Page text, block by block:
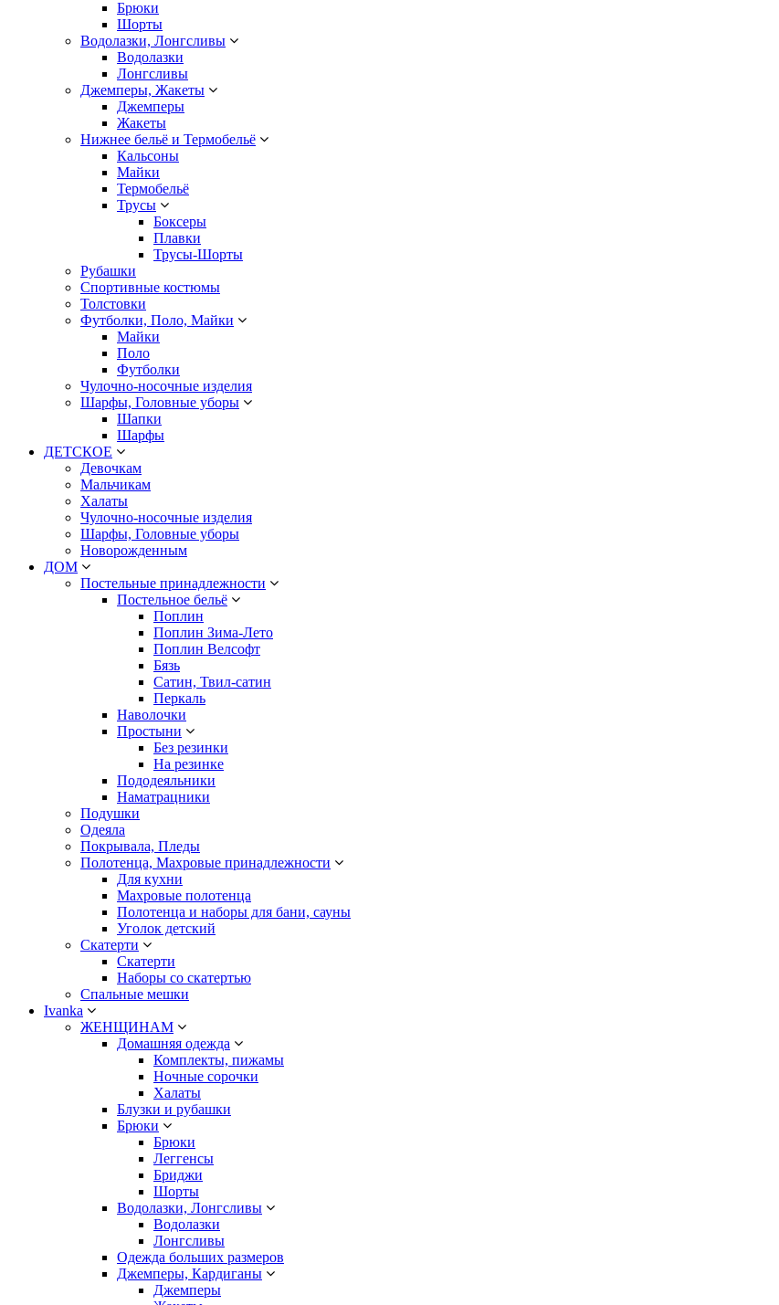
Брюки
Шорты
Водолазки, Лонгсливы
Водолазки
Лонгсливы
Джемперы, Жакеты
Джемперы
Жакеты
Нижнее бельё и Термобельё
Кальсоны
Майки
Термобельё
Трусы
Боксеры
Плавки
Трусы-Шорты
Рубашки
Спортивные костюмы
Толстовки
Футболки, Поло, Майки
Майки
Поло
Футболки
Чулочно-носочные изделия
Шарфы, Головные уборы
Шапки
Шарфы
ДЕТСКОЕ
Девочкам
Мальчикам
Халаты
Чулочно-носочные изделия
Шарфы, Головные уборы
Новорожденным
ДОМ
Постельные принадлежности
Постельное бельё
Поплин
Поплин Зима-Лето
Поплин Велсофт
Бязь
Сатин, Твил-сатин
Перкаль
Наволочки
Простыни
Без резинки
На резинке
Пододеяльники
Наматрацники
Подушки
Одеяла
Покрывала, Пледы
Полотенца, Махровые принадлежности
Для кухни
Махровые полотенца
Полотенца и наборы для бани, сауны
Уголок детский
Скатерти
Скатерти
Наборы со скатертью
Спальные мешки
Ivanka
ЖЕНЩИНАМ
Домашняя одежда
Комплекты, пижамы
Ночные сорочки
Халаты
Блузки и рубашки
Брюки
Брюки
Леггенсы
Бриджи
Шорты
Водолазки, Лонгсливы
Водолазки
Лонгсливы
Одежда больших размеров
Джемперы, Кардиганы
Джемперы